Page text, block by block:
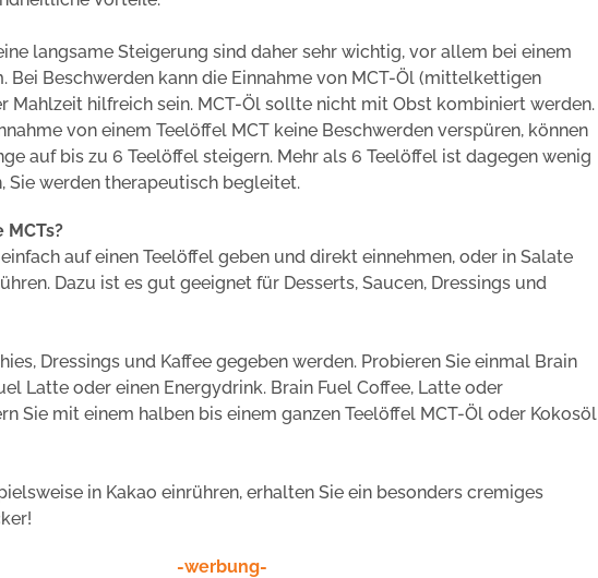
langsame Steigerung sind daher sehr wichtig, vor allem bei einem
Bei Beschwerden kann die Einnahme von MCT-Öl (mittelkettigen
Mahlzeit hilfreich sein. MCT-Öl sollte nicht mit Obst kombiniert werden.
von einem Teelöffel MCT keine Beschwerden verspüren, können
auf bis zu 6 Teelöffel steigern. Mehr als 6 Teelöffel ist dagegen wenig
Sie werden therapeutisch begleitet.
auf einen Teelöffel geben und direkt einnehmen, oder in Salate
Dazu ist es gut geeignet für Desserts, Saucen, Dressings und
Dressings und Kaffee gegeben werden. Probieren Sie einmal Brain
Latte oder einen Energydrink. Brain Fuel Coffee, Latte oder
Sie mit einem halben bis einem ganzen Teelöffel MCT-Öl oder Kokosöl
in Kakao einrühren, erhalten Sie ein besonders cremiges
-werbung-